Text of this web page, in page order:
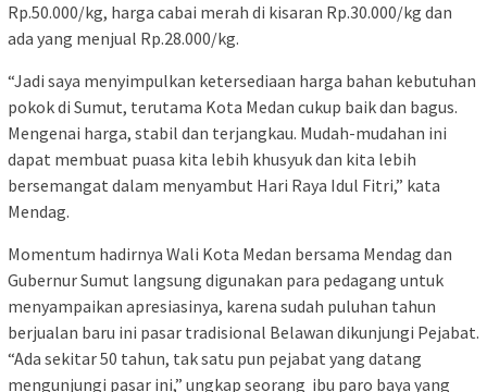
Rp.50.000/kg, harga cabai merah di kisaran Rp.30.000/kg dan
ada yang menjual Rp.28.000/kg.
“Jadi saya menyimpulkan ketersediaan harga bahan kebutuhan
pokok di Sumut, terutama Kota Medan cukup baik dan bagus.
Mengenai harga, stabil dan terjangkau. Mudah-mudahan ini
dapat membuat puasa kita lebih khusyuk dan kita lebih
bersemangat dalam menyambut Hari Raya Idul Fitri,” kata
Mendag.
Momentum hadirnya Wali Kota Medan bersama Mendag dan
Gubernur Sumut langsung digunakan para pedagang untuk
menyampaikan apresiasinya, karena sudah puluhan tahun
berjualan baru ini pasar tradisional Belawan dikunjungi Pejabat.
“Ada sekitar 50 tahun, tak satu pun pejabat yang datang
mengunjungi pasar ini,” ungkap seorang ibu paro baya yang